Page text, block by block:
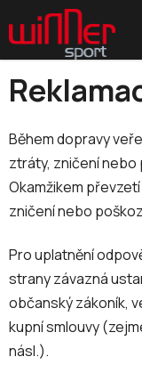
na
obsah
Během dopravy
ztráty, zničení nebo
Okamžikem
zničení nebo
Pro uplatnění
strany závazná
občanský zákoník,
kupní smlouvy
násl.).